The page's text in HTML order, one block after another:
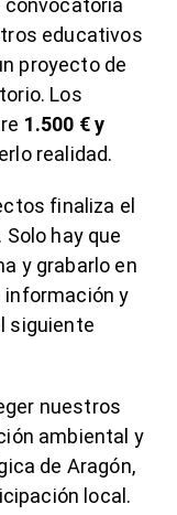
convocatoria
educativos
proyecto de
Los
1.500 € y
realidad.
finaliza el
. Solo hay que
y grabarlo en
información y
siguiente
nuestros
ambiental y
de Aragón,
local.